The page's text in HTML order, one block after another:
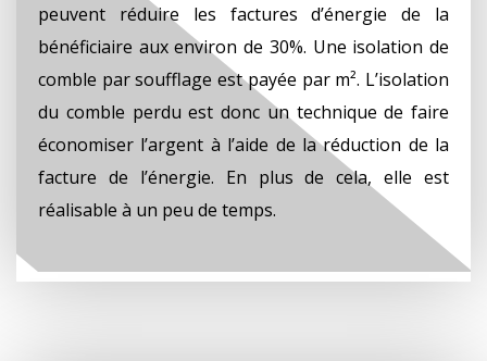
peuvent réduire les factures d’énergie de la
bénéficiaire aux environ de 30%. Une isolation de
comble par soufflage est payée par m². L’isolation
du comble perdu est donc un technique de faire
économiser l’argent à l’aide de la réduction de la
facture de l’énergie. En plus de cela, elle est
réalisable à un peu de temps.